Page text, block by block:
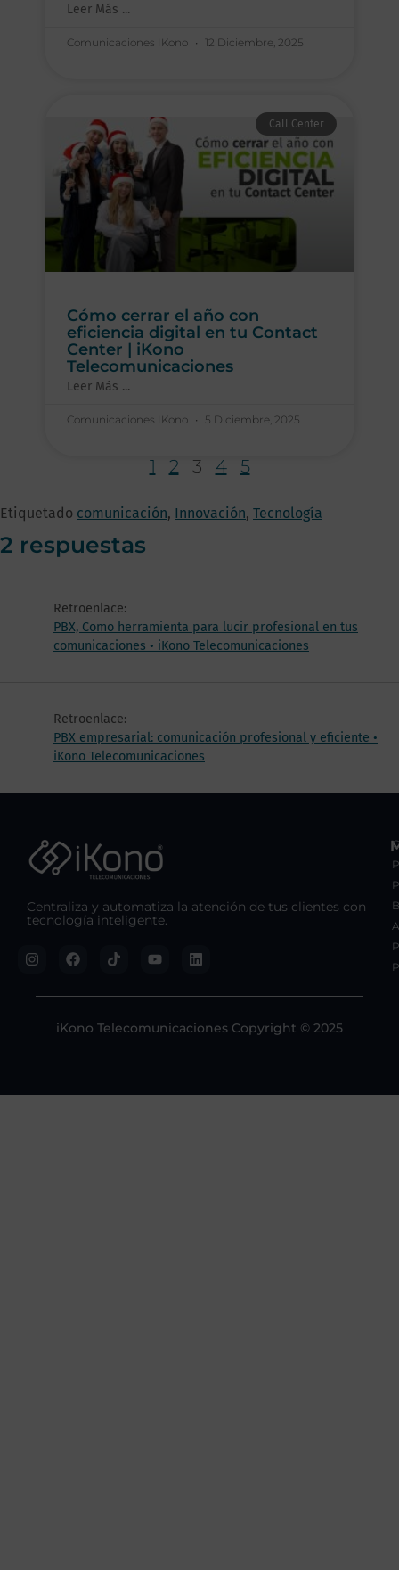
Leer Más ...
Comunicaciones IKono 12 Diciembre, 2025
Call Center
Cómo cerrar el año con
eficiencia digital en tu Contact
Center | iKono
Telecomunicaciones
Leer Más ...
Comunicaciones IKono 5 Diciembre, 2025
1 2 3 4 5
Etiquetado comunicación, Innovación, Tecnología
2 respuestas
Retroenlace:
PBX, Como herramienta para lucir profesional en tus
comunicaciones • iKono Telecomunicaciones
Retroenlace:
PBX empresarial: comunicación profesional y eficiente •
iKono Telecomunicaciones
Centraliza y automatiza la atención de tus clientes con
tecnología inteligente.
iKono Telecomunicaciones Copyright © 2025